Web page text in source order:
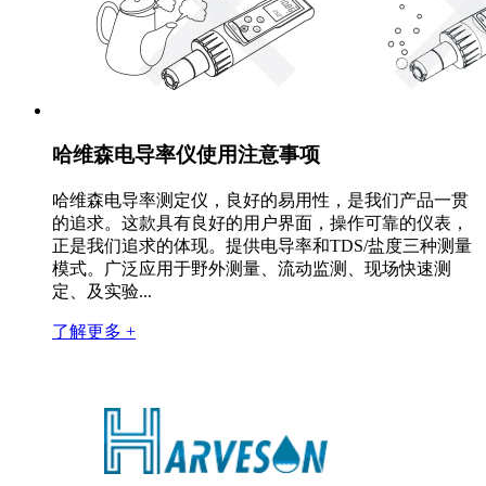
哈维森电导率仪使用注意事项
哈维森电导率测定仪，良好的易用性，是我们产品一贯
的追求。这款具有良好的用户界面，操作可靠的仪表，
正是我们追求的体现。提供电导率和TDS/盐度三种测量
模式。广泛应用于野外测量、流动监测、现场快速测
定、及实验...
了解更多 +